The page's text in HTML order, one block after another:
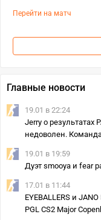
Перейти на матч
Главные новости
19.01 в 22:24
Jerry о результатах
недоволен.
19.01 в 19:59
Дуэт smooya и fear
17.01 в 11:44
EYEBALLERS и
PGL CS2 Major